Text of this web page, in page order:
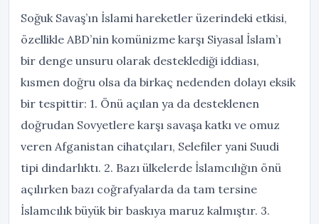
Soğuk Savaş’ın İslami hareketler üzerindeki etkisi,
özellikle ABD’nin komünizme karşı Siyasal İslam’ı
bir denge unsuru olarak desteklediği iddiası,
kısmen doğru olsa da birkaç nedenden dolayı eksik
bir tespittir: 1. Önü açılan ya da desteklenen
doğrudan Sovyetlere karşı savaşa katkı ve omuz
veren Afganistan cihatçıları, Selefiler yani Suudi
tipi dindarlıktı. 2. Bazı ülkelerde İslamcılığın önü
açılırken bazı coğrafyalarda da tam tersine
İslamcılık büyük bir baskıya maruz kalmıştır. 3.